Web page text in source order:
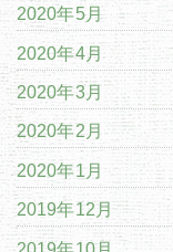
2020年5月
2020年4月
2020年3月
2020年2月
2020年1月
2019年12月